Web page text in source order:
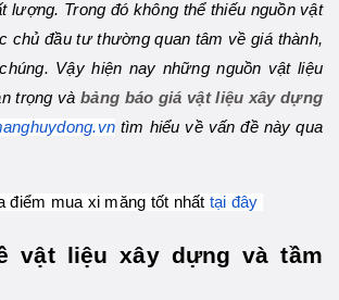
lượng. Trong đó không thể thiếu nguồn vật
chủ đầu tư thường quan tâm về giá thành,
Vậy hiện nay những nguồn vật liệu
trọng vàbảng báo giá vật liệu xây dựng
tìm hiểu về vấn đề này qua
điểm mua xi măng tốt nhất tại đây
vật liệu xây dựng và tầm